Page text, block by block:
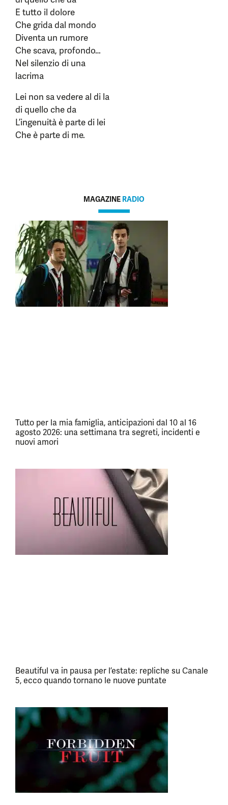
E tutto il dolore
Che grida dal mondo
Diventa un rumore
Che scava, profondo…
Nel silenzio di una
lacrima
Lei non sa vedere al di la
di quello che da
L’ingenuità è parte di lei
Che è parte di me.
MAGAZINE RADIO
Tutto per la mia famiglia, anticipazioni dal 10 al 16
agosto 2026: una settimana tra segreti, incidenti e
nuovi amori
Beautiful va in pausa per l’estate: repliche su Canale
5, ecco quando tornano le nuove puntate